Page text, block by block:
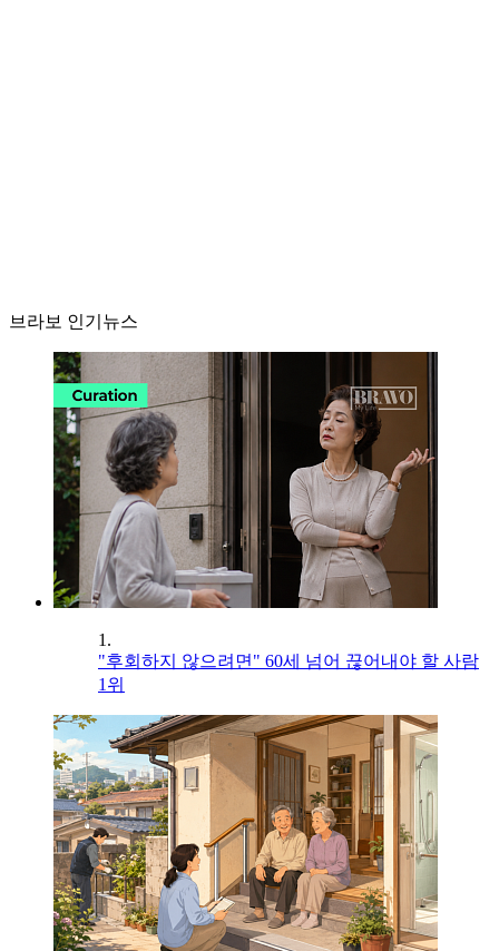
브라보 인기뉴스
1.
"후회하지 않으려면" 60세 넘어 끊어내야 할 사람
1위